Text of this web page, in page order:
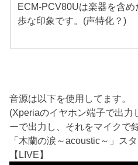
ECM-PCV80Uは楽器を含
歩な印象です。(声特化？)
音源は以下を使用してます。
(Xperiaのイヤホン端子で出力
ーで出力し、それをマイクで
「木蘭の涙～acoustic～」ス
【LIVE】